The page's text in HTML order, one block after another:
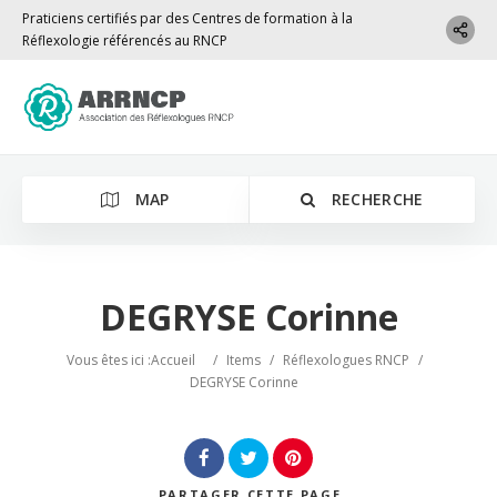
Praticiens certifiés par des Centres de formation à la
Réflexologie référencés au RNCP
MAP RECHERCHE
DEGRYSE Corinne
Vous êtes ici :Accueil / Items / Réflexologues RNCP /
DEGRYSE Corinne